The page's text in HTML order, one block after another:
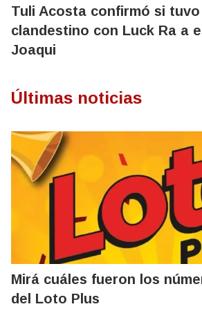
Tuli Acosta confirmó si
clandestino con Luck Ra a
Joaqui
Últimas noticias
Mirá cuáles fueron los
del Loto Plus